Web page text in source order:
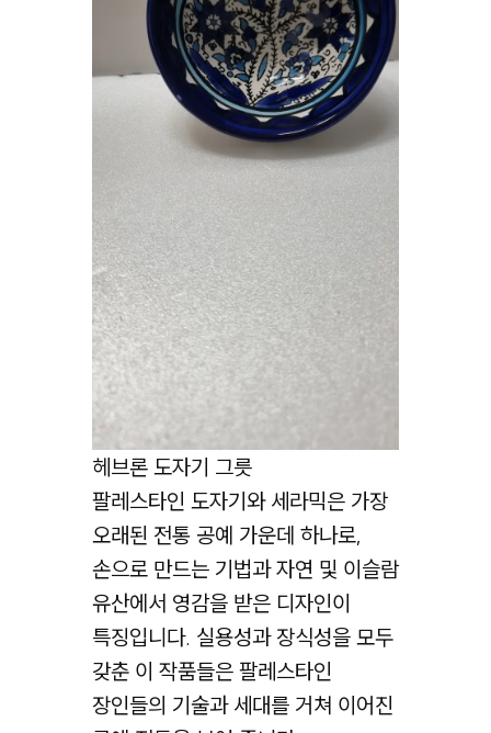
헤브론 도자기 그릇
팔레스타인 도자기와 세라믹은 가장
오래된 전통 공예 가운데 하나로,
손으로 만드는 기법과 자연 및 이슬람
유산에서 영감을 받은 디자인이
특징입니다. 실용성과 장식성을 모두
갖춘 이 작품들은 팔레스타인
장인들의 기술과 세대를 거쳐 이어진